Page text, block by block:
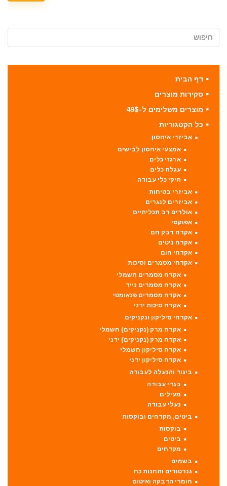
דף הבית
סקירות מוצרים
מוצרים משלימים ל-49$
כל הקטגוריות
אביזרי איחסון
אמצעי איחסון לבישים
ארגזי כלים
עגלת כלים
תיקי כלי עבודה
אביזרי בטיחות
אביזרים לנגרים
אולרים רב תכליתיים
אפוקסי
אקדח דבק חם
אקדח ניטים
אקדחי חום
אקדחי מסמרים וסיכות
אקדח מסמרים חשמלי
אקדח מסמרים נייד
אקדח מסמרים פנאומטי
אקדח סיכות ידני
אקדחי סיליקון ונקניקים
אקדח מרק (נקניקים) חשמלי
אקדח מרק (נקניקים) ידני
אקדח סיליקון חשמלי
אקדח סיליקון ידני
ביגוד והנעלה לעבודה
בגדי עבודה
מעילים
נעלי עבודה
ביטים, מקדחים ובוקסות
בוקסות
ביטים
מקדחים
בשמים
גנרטורים ותחנות כח
חומרי הדבקה ואיטום